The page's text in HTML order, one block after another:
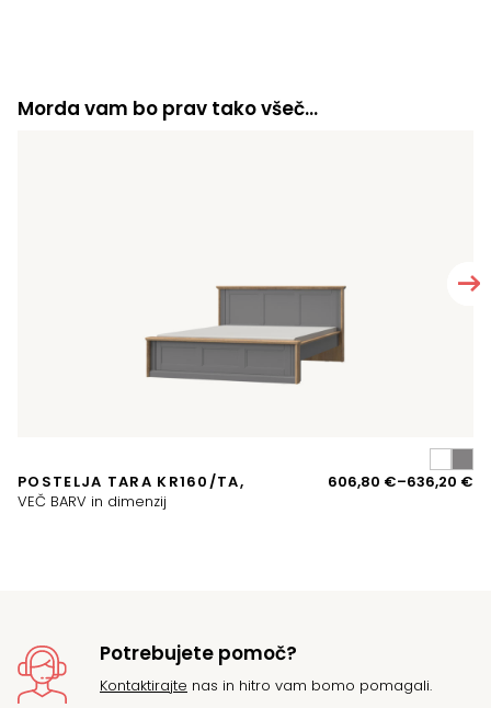
Morda vam bo prav tako všeč…
POSTELJA TARA KR160/TA,
VEČ BARV in dimenzij
606,80 €–636,20 €
Potrebujete pomoč?
Kontaktirajte nas in hitro vam bomo pomagali.